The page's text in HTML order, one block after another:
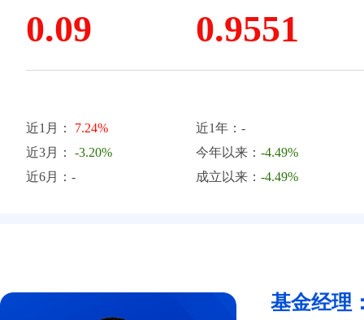
0.09 0.9551
近1月： 7.24%
近3月： -3.20%
近6月：-
近1年：-
今年以来：-4.49%
成立以来：-4.49%
基金经理